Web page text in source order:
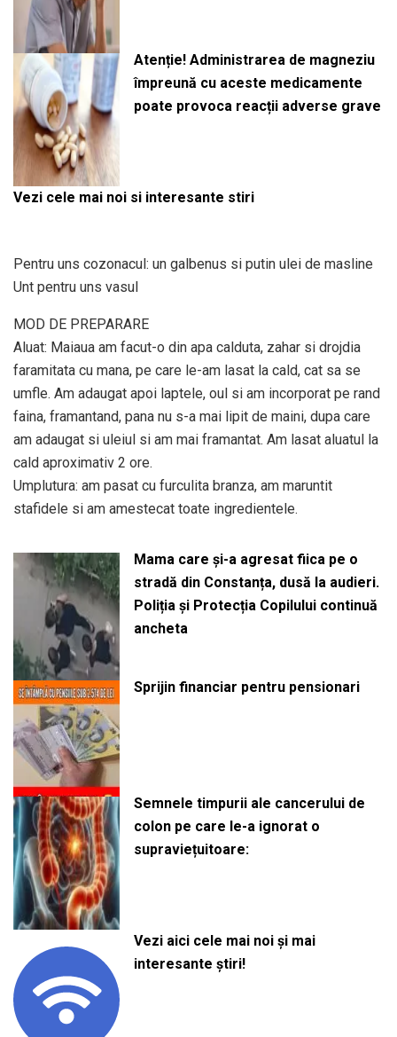
Atenție! Administrarea de magneziu
împreună cu aceste medicamente
poate provoca reacții adverse grave
Vezi cele mai noi si interesante stiri
Pentru uns cozonacul: un galbenus si putin ulei de masline
Unt pentru uns vasul
MOD DE PREPARARE
Aluat: Maiaua am facut-o din apa calduta, zahar si drojdia
faramitata cu mana, pe care le-am lasat la cald, cat sa se
umfle. Am adaugat apoi laptele, oul si am incorporat pe rand
faina, framantand, pana nu s-a mai lipit de maini, dupa care
am adaugat si uleiul si am mai framantat. Am lasat aluatul la
cald aproximativ 2 ore.
Umplutura: am pasat cu furculita branza, am maruntit
stafidele si am amestecat toate ingredientele.
Mama care și-a agresat fiica pe o
stradă din Constanța, dusă la audieri.
Poliția și Protecția Copilului continuă
ancheta
Sprijin financiar pentru pensionari
Semnele timpurii ale cancerului de
colon pe care le-a ignorat o
supraviețuitoare:
Vezi aici cele mai noi și mai
interesante știri!